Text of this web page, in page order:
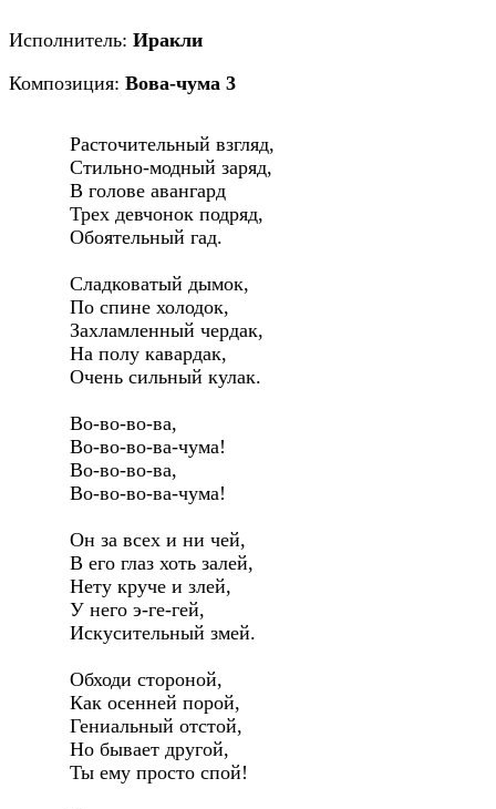
Исполнитель: Иракли
Композиция: Вова-чума 3
   Расточительный взгляд,
   Стильно-модный заряд,
   В голове авангард
   Трех девчонок подряд,
   Обоятельный гад.
   Сладковатый дымок,
   По спине холодок,
   Захламленный чердак,
   На полу кавардак,
   Очень сильный кулак.
   Во-во-во-ва,
   Во-во-во-ва-чума!
   Во-во-во-ва,
   Во-во-во-ва-чума!
   Он за всех и ни чей,
   В его глаз хоть залей,
   Нету круче и злей,
   У него э-ге-гей,
   Искусительный змей.
   Обходи стороной,
   Как осенней порой,
   Гениальный отстой,
   Но бывает другой,
   Ты ему просто спой!